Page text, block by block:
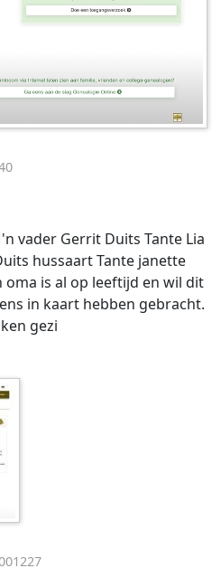
vader Gerrit Duits Tante Lia
hussaart Tante janette
is al op leeftijd en wil dit
in kaart hebben gebracht.
gezi